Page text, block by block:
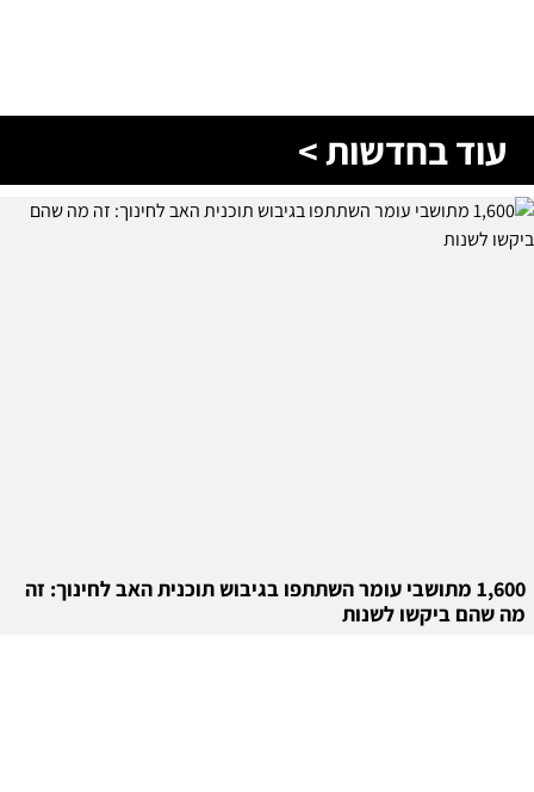
עוד בחדשות >
1,600 מתושבי עומר השתתפו בגיבוש תוכנית האב לחינוך: זה
מה שהם ביקשו לשנות